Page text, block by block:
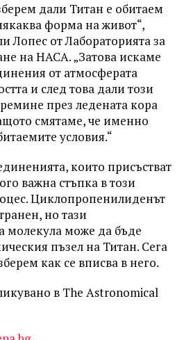
дали Титан е обитаем
форма на живот“,
Лопес от Лабораторията за
на НАСА. „Затова искаме
от атмосферата
и след това дали този
през ледената кора
смятаме, че именно
условия.“
които присъстват
важна стъпка в този
Циклопропенилиденът
но тази
молекула може да бъде
пъзел на Титан. Сега
как се вписва в него.
в The Astronomical